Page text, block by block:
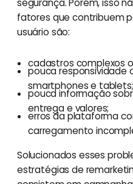
fatores que contribuem
usuário são:
cadastros complexos
pouca responsividade
smartphones e tablets;
pouca informação
entrega e valores;
erros da plataforma
carregamento
Solucionados esses
estratégias de